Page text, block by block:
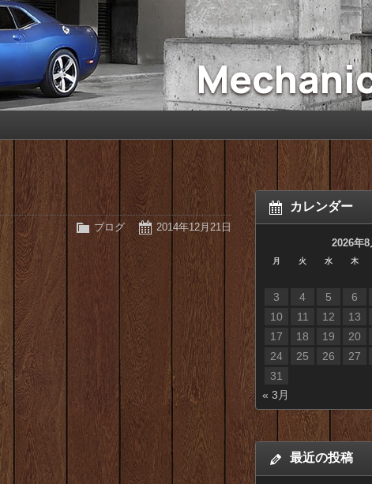
2014年12月21日
ブログ
カレンダー
2026年8
月 火 水 木
3
4 5 6
10
11 12 13
17
18 19 20
24
25 26 27
31
« 3月
最近の投稿